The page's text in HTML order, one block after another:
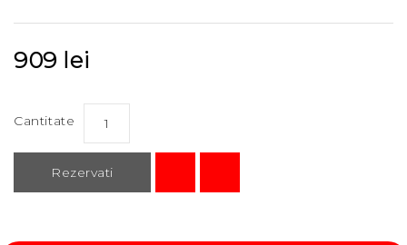
909 lei
Cantitate
Rezervati